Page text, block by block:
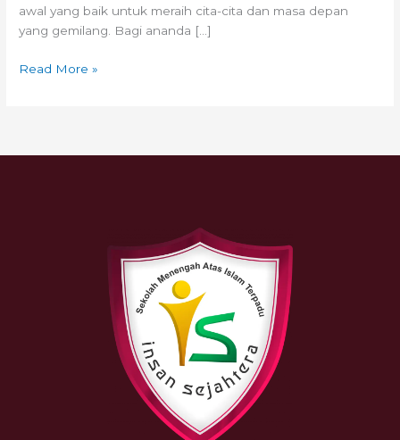
awal yang baik untuk meraih cita-cita dan masa depan
yang gemilang. Bagi ananda […]
Read More »